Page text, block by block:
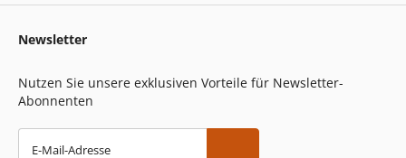
Newsletter
Nutzen Sie unsere exklusiven Vorteile für Newsletter-
Abonnenten
E-Mail-Adresse